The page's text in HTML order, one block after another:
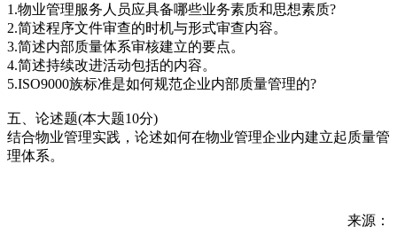
1.物业管理服务人员应具备哪些业务素质和思想素质?
2.简述程序文件审查的时机与形式审查内容。
3.简述内部质量体系审核建立的要点。
4.简述持续改进活动包括的内容。
5.ISO9000族标准是如何规范企业内部质量管理的?
五、论述题(本大题10分)
结合物业管理实践，论述如何在物业管理企业内建立起质量管
理体系。
来源：